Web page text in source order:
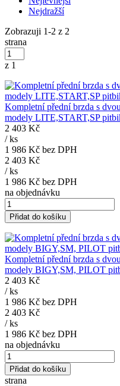
Nejdražší
Zobrazuji 1-2 z 2
strana
z 1
Kompletní přední brzda s
modely LITE,START,SP
2 403 Kč
/ks
1 986 Kč bez DPH
2 403 Kč
/ks
1 986 Kč bez DPH
na objednávku
Přidat do košíku
Kompletní přední brzda s
modely BIGY,SM, PILOT
2 403 Kč
/ks
1 986 Kč bez DPH
2 403 Kč
/ks
1 986 Kč bez DPH
na objednávku
Přidat do košíku
strana